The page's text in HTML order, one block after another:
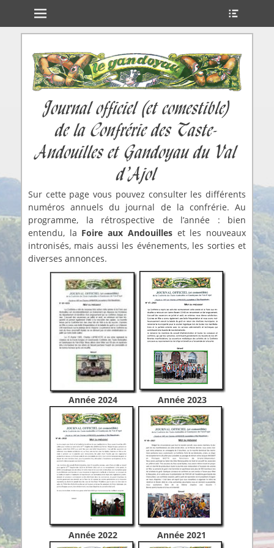
Menu principal
Aller
au
contenu
tête
Journal officiel (et comestible)
de la Confrérie des Taste-
Andouilles et Gandoyau du Val
d’Ajol
Sur cette page vous pouvez consulter les différents
numéros annuels du journal de la confrérie. Au
programme, la rétrospective de l’année : bien
entendu, la Foire aux Andouilleset les nouveaux
intronisés, mais aussi les événements, les sorties et
diverses annonces.
Année 2024 Année 2023
Année 2022 Année 2021